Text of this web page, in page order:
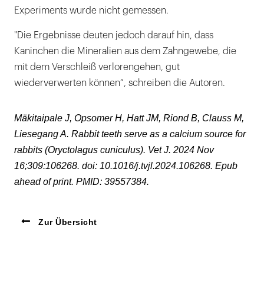
Experiments wurde nicht gemessen.
"Die Ergebnisse deuten jedoch darauf hin, dass
Kaninchen die Mineralien aus dem Zahngewebe, die
mit dem Verschleiß verlorengehen, gut
wiederverwerten können“, schreiben die Autoren.
Mäkitaipale J, Opsomer H, Hatt JM, Riond B, Clauss M,
Liesegang A. Rabbit teeth serve as a calcium source for
rabbits (Oryctolagus cuniculus). Vet J. 2024 Nov
16;309:106268. doi: 10.1016/j.tvjl.2024.106268. Epub
ahead of print. PMID: 39557384.
Zur Übersicht